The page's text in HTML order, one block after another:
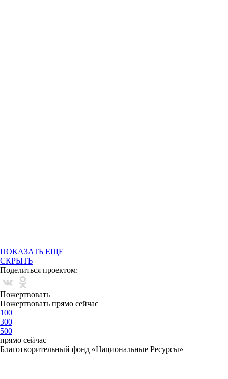
ПОКАЗАТЬ ЕЩЕ
СКРЫТЬ
Поделиться проектом:
Пожертвовать
Пожертвовать прямо сейчас
100
300
500
прямо сейчас
Благотворительный фонд «Национальные Ресурсы»